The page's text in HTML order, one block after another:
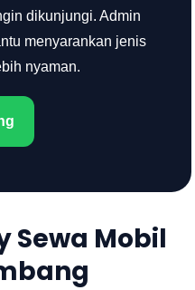
dikunjungi. Admin
menyarankan jenis
nyaman.
Sewa Mobil